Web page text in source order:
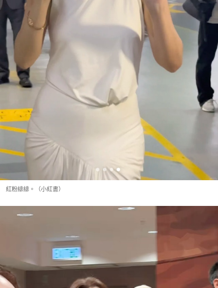
紅粉緋緋。（小紅書）